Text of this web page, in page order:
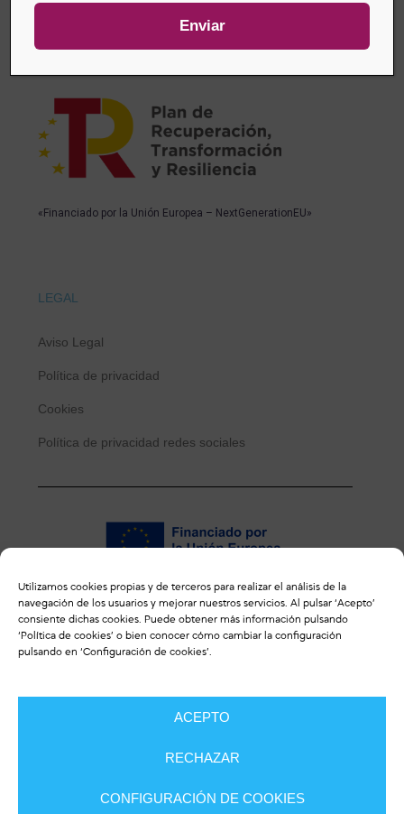
Utilizamos cookies propias y de terceros para realizar el análisis de la
navegación de los usuarios y mejorar nuestros servicios. Al pulsar ‘Acepto’
consiente dichas cookies. Puede obtener más información pulsando
‘Política de cookies’ o bien conocer cómo cambiar la configuración
pulsando en ‘Configuración de cookies’.
ACEPTO
RECHAZAR
CONFIGURACIÓN DE COOKIES
«Financiado por la Unión Europea – NextGenerationEU»
LEGAL
Aviso Legal
Política de privacidad
Cookies
Política de privacidad redes sociales
ENLACES DE INTERÉS